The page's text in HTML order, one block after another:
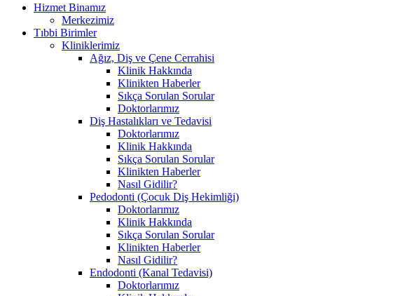
Hizmet Binamız
Merkezimiz
Tıbbi Birimler
Kliniklerimiz
Ağız, Diş ve Çene Cerrahisi
Klinik Hakkında
Klinikten Haberler
Sıkça Sorulan Sorular
Doktorlarımız
Diş Hastalıkları ve Tedavisi
Doktorlarımız
Klinik Hakkında
Sıkça Sorulan Sorular
Klinikten Haberler
Nasıl Gidilir?
Pedodonti (Çocuk Diş Hekimliği)
Doktorlarımız
Klinik Hakkında
Sıkça Sorulan Sorular
Klinikten Haberler
Nasıl Gidilir?
Endodonti (Kanal Tedavisi)
Doktorlarımız